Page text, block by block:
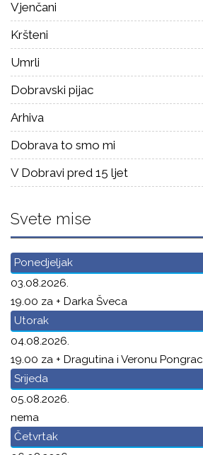
Vjenčani
Kršteni
Umrli
Dobravski pijac
Arhiva
Dobrava to smo mi
V Dobravi pred 15 ljet
Svete mise
Ponedjeljak
03.08.2026.
19.00 za + Darka Šveca
Utorak
04.08.2026.
19.00 za + Dragutina i Veronu Pongrac
Srijeda
05.08.2026.
nema
Četvrtak